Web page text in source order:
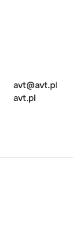
avt@avt.pl
avt.pl